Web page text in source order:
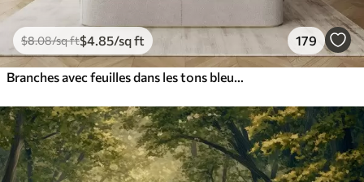
$8.08/sq ft$4 .85/sq ft 179